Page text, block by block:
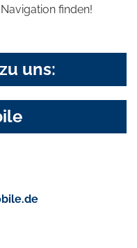
finden!
uns: